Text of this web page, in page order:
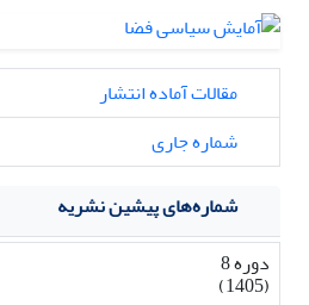
مقالات آماده انتشار
شماره جاری
شماره‌های پیشین نشریه
دوره 8
(1405)